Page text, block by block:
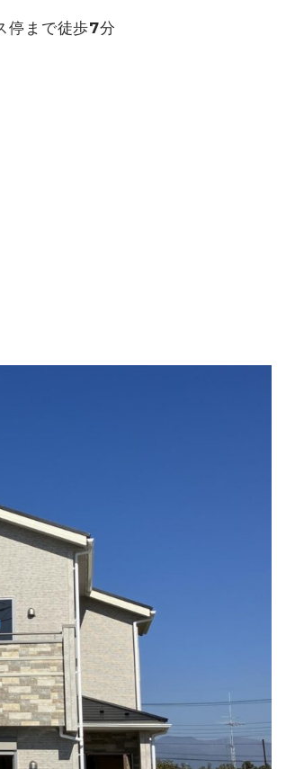
停まで徒歩7分